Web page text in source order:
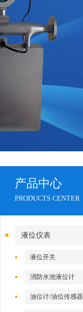
产品中心
PRODUCTS CENTER
液位仪表
液位开关
消防水池液位计
油位计/油位传感器